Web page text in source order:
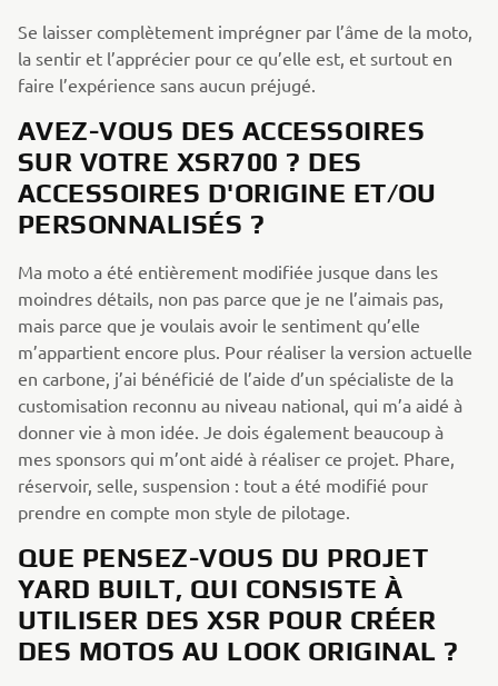
Se laisser complètement imprégner par l’âme de la moto,
la sentir et l’apprécier pour ce qu’elle est, et surtout en
faire l’expérience sans aucun préjugé.
AVEZ-VOUS DES ACCESSOIRES
SUR VOTRE XSR700 ? DES
ACCESSOIRES D'ORIGINE ET/OU
PERSONNALISÉS ?
Ma moto a été entièrement modifiée jusque dans les
moindres détails, non pas parce que je ne l’aimais pas,
mais parce que je voulais avoir le sentiment qu’elle
m’appartient encore plus. Pour réaliser la version actuelle
en carbone, j’ai bénéficié de l’aide d’un spécialiste de la
customisation reconnu au niveau national, qui m’a aidé à
donner vie à mon idée. Je dois également beaucoup à
mes sponsors qui m’ont aidé à réaliser ce projet. Phare,
réservoir, selle, suspension : tout a été modifié pour
prendre en compte mon style de pilotage.
QUE PENSEZ-VOUS DU PROJET
YARD BUILT, QUI CONSISTE À
UTILISER DES XSR POUR CRÉER
DES MOTOS AU LOOK ORIGINAL ?